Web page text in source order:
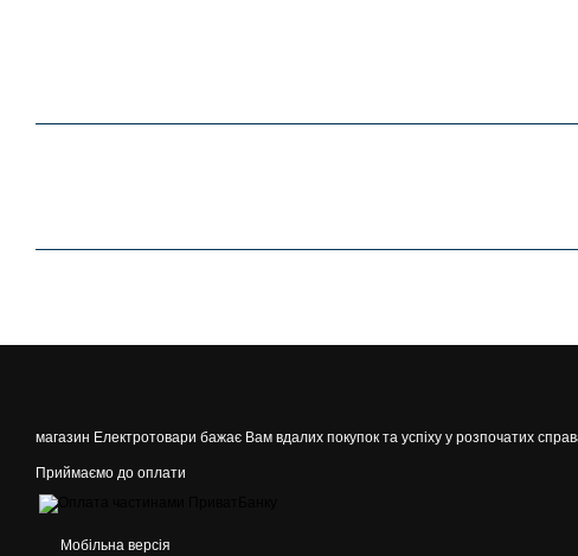
магазин Електротовари бажає Вам вдалих покупок та успіху у розпочатих
Приймаємо до оплати
Мобільна версія